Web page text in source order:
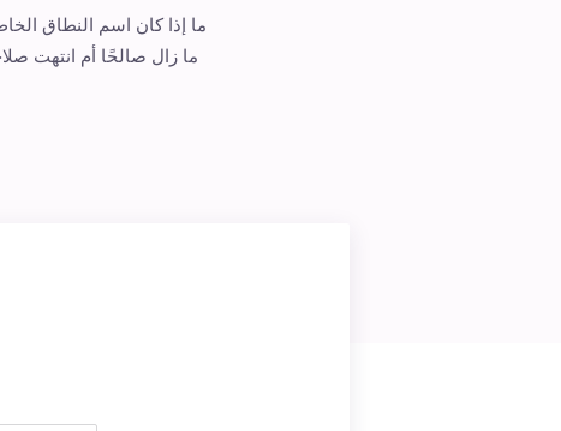
ما إذا كان اسم النطاق
ما زال صالحًا أم انتهت